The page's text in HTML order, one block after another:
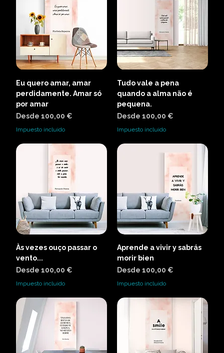
Eu quero amar, amar
perdidamente. Amar só
por amar
Desde 100,00 €
Precio de oferta
Impuesto incluido
Tudo vale a pena
quando a alma não é
pequena.
Desde 100,00 €
Precio de oferta
Impuesto incluido
Às vezes ouço passar o
vento...
Desde 100,00 €
Precio de oferta
Impuesto incluido
Aprende a vivir y sabrás
morir bien
Desde 100,00 €
Precio de oferta
Impuesto incluido